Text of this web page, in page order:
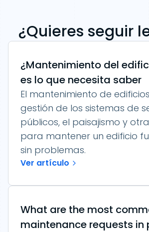
¿Quieres seguir
¿Mantenimiento del
es lo que necesita saber
El mantenimiento de
gestión de los sistemas de
públicos, el paisajismo y
para mantener un edificio
sin problemas.
Ver artículo
What are the most
maintenance requests in